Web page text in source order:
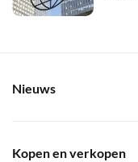
Nieuws
Kopen en verkopen